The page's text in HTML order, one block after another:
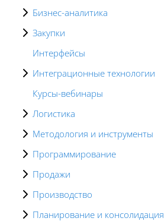
Бизнес-аналитика
Закупки
Интерфейсы
Интеграционные технологии
Курсы-вебинары
Логистика
Методология и инструменты
Программирование
Продажи
Производство
Планирование и консолидация